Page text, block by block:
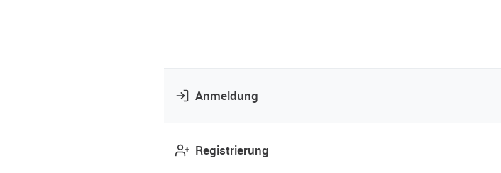
Anmeldung
Registrierung